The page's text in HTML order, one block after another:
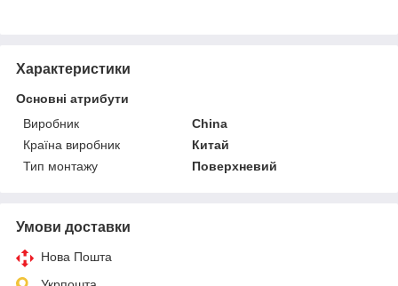
Характеристики
Основні атрибути
Виробник
China
Країна виробник
Китай
Тип монтажу
Поверхневий
Умови доставки
Нова Пошта